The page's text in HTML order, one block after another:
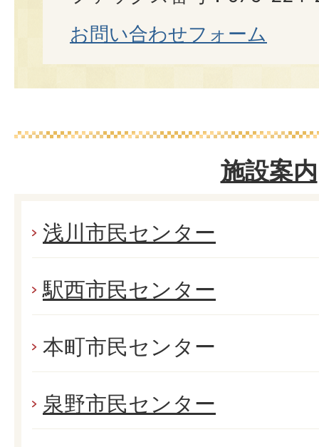
お問い合わせフォーム
施設案内
浅川市民センター
駅西市民センター
本町市民センター
泉野市民センター